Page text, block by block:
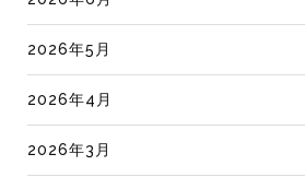
2026年5月
2026年4月
2026年3月